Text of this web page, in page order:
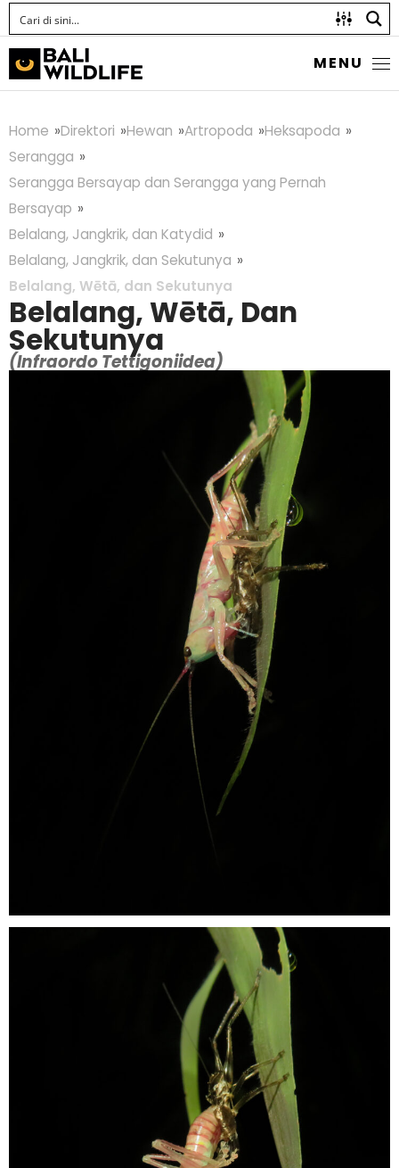
MENU
Home Direktori Hewan Artropoda
Heksapoda
Serangga
Serangga Bersayap dan Serangga yang Pernah
Bersayap
Belalang, Jangkrik, dan Katydid
Belalang, Jangkrik, dan Sekutunya
Belalang, Wētā, dan Sekutunya
Belalang, Wētā, Dan
Sekutunya
(Infraordo Tettigoniidea)